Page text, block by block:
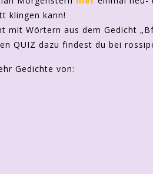
klingen kann!
mit Wörtern aus dem Gedicht
QUIZ dazu findest du bei
Gedichte von: